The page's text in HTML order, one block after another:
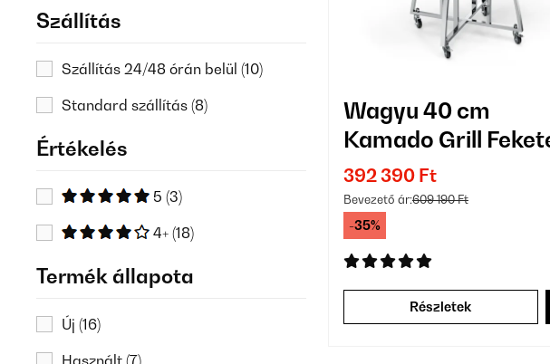
Szállítás
Szállítás 24/48 órán belül (10)
Standard szállítás (8)
Értékelés
5 (3)
4+ (18)
Termék állapota
Új (16)
Használt (7)
Wagyu 40 cm
Kamado Grill
392 390 Ft
Bevezető ár:609 190 Ft
-35%
Részletek